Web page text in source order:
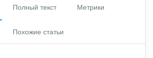
Полный текст Метрики
Похожие статьи